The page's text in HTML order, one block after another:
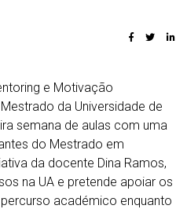
e Motivação
da Universidade de
semana de aulas com uma
do Mestrado em
da docente Dina Ramos,
na UA e pretende apoiar os
académico enquanto